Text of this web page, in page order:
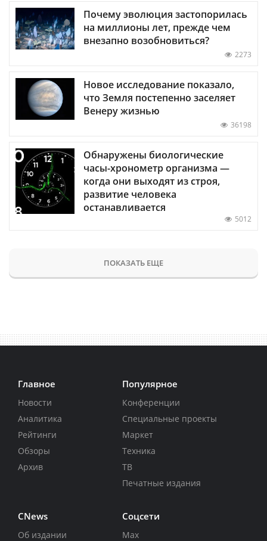
Почему эволюция застопорилась
на миллионы лет, прежде чем
внезапно возобновиться?
2273
Новое исследование показало,
что Земля постепенно заселяет
Венеру жизнью
36198
Обнаружены биологические
часы-хронометр организма —
когда они выходят из строя,
развитие человека
останавливается
5012
ПОКАЗАТЬ ЕЩЕ
Главное
Новости
Аналитика
Рейтинги
Обзоры
Архив
Популярное
Конференции
Специальные проекты
Маркет
Техника
ТВ
Печатные издания
CNews
Об издании
Соцсети
Max